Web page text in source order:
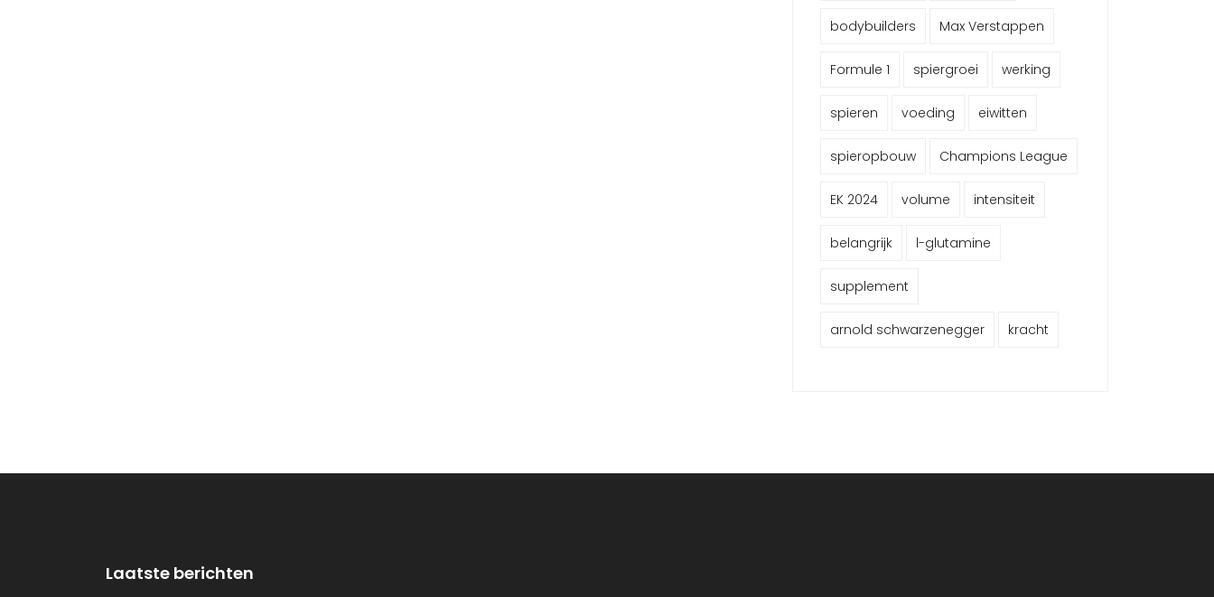
bodybuilders Max Verstappen
Formule 1 spiergroei werking
spieren voeding eiwitten
spieropbouw Champions League
EK 2024 volume intensiteit
belangrijk l-glutamine
supplement
arnold schwarzenegger kracht
Laatste berichten